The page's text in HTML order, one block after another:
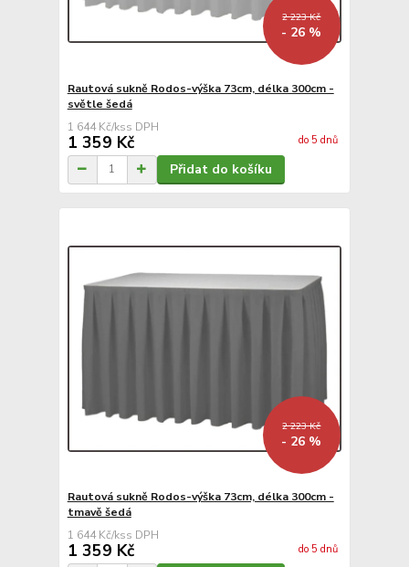
2 223 Kč
- 26 %
Rautová sukně Rodos-výška 73cm, délka 300cm -
světle šedá
1 644 Kč/ks
1 359 Kč do 5 dnů
Přidat do košíku
2 223 Kč
- 26 %
Rautová sukně Rodos-výška 73cm, délka 300cm -
tmavě šedá
1 644 Kč/ks
1 359 Kč do 5 dnů